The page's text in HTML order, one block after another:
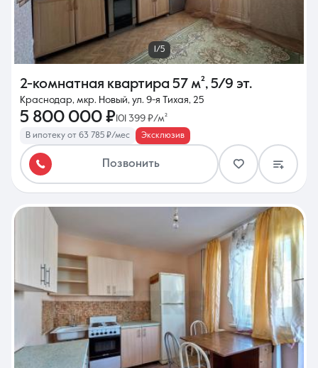
1/5
2-комнатная квартира 57 м², 5/9 эт.
Краснодар, мкр. Новый, ул. 9-я Тихая, 25
5 800 000 ₽ 101 399 ₽/м²
В ипотеку от 63 785 ₽/мес Эксклюзив
Позвонить